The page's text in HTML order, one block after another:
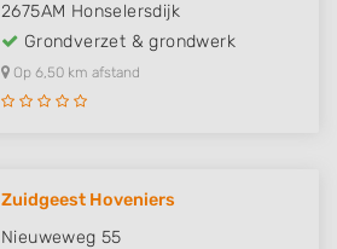
2675AM Honselersdijk
Grondverzet & grondwerk
Op 6,50 km afstand
Zuidgeest Hoveniers
Nieuweweg 55